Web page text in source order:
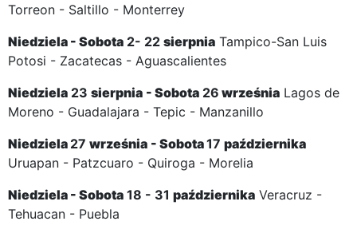
Torreon - Saltillo - Monterrey
Niedziela - Sobota 2- 22 sierpnia Tampico-San Luis
Potosi - Zacatecas - Aguascalientes
Niedziela 23 sierpnia - Sobota 26 września Lagos de
Moreno - Guadalajara - Tepic - Manzanillo
Niedziela 27 września - Sobota17 października
Uruapan - Patzcuaro - Quiroga - Morelia
Niedziela - Sobota 18 - 31 października Veracruz -
Tehuacan - Puebla